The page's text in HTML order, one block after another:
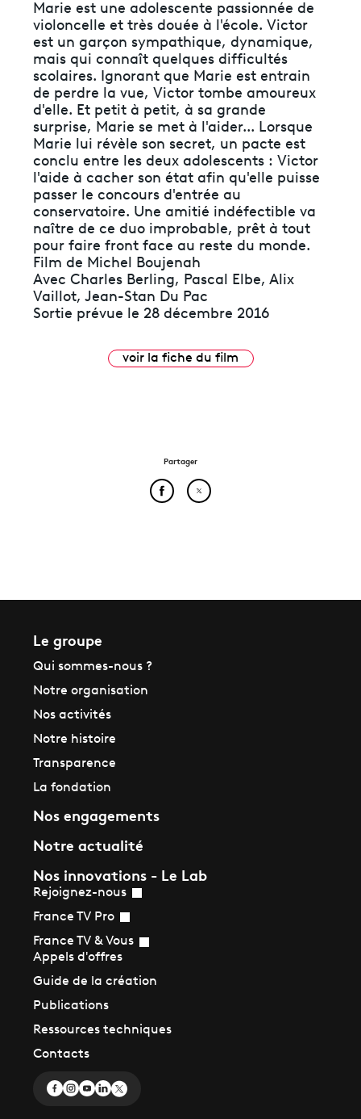
Marie est une adolescente passionnée de
violoncelle et très douée à l'école. Victor
est un garçon sympathique, dynamique,
mais qui connaît quelques difficultés
scolaires. Ignorant que Marie est entrain
de perdre la vue, Victor tombe amoureux
d'elle. Et petit à petit, à sa grande
surprise, Marie se met à l'aider... Lorsque
Marie lui révèle son secret, un pacte est
conclu entre les deux adolescents : Victor
l'aide à cacher son état afin qu'elle puisse
passer le concours d'entrée au
conservatoire. Une amitié indéfectible va
naître de ce duo improbable, prêt à tout
pour faire front face au reste du monde.
Film de Michel Boujenah
Avec Charles Berling, Pascal Elbe, Alix
Vaillot, Jean-Stan Du Pac
Sortie prévue le 28 décembre 2016
voir la fiche du film
Partager
Partager cet article sur
Partager cet article sur
Le groupe
Qui sommes-nous ?
Notre organisation
Nos activités
Notre histoire
Transparence
La fondation
Nos engagements
Notre actualité
Nos innovations - Le Lab
Rejoignez-nous
France TV Pro
France TV & Vous
Appels d'offres
Guide de la création
Publications
Ressources techniques
Contacts